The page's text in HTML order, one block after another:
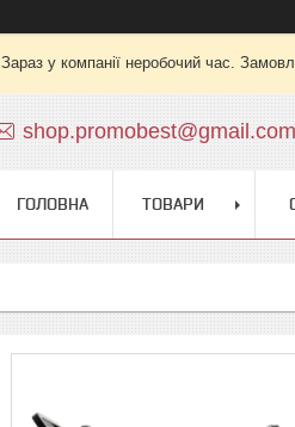
Зараз у компанії неробочий час.
shop.promobest@gmail.com
ГОЛОВНА ТОВАРИ